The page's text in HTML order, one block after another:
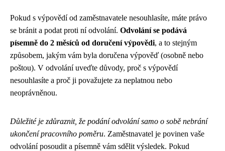
Pokud s výpovědí od zaměstnavatele nesouhlasíte, máte právo
se bránit a podat proti ní odvolání. Odvolání se podává
písemně do 2 měsíců od doručení výpovědi, a to stejným
způsobem, jakým vám byla doručena výpověď (osobně nebo
poštou). V odvolání uveďte důvody, proč s výpovědí
nesouhlasíte a proč ji považujete za neplatnou nebo
neoprávněnou.
Důležité je zdůraznit, že podání odvolání samo o sobě nebrání
ukončení pracovního poměru. Zaměstnavatel je povinen vaše
odvolání posoudit a písemně vám sdělit výsledek. Pokud